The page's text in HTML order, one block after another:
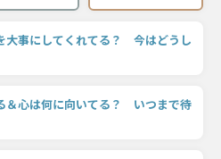
大事にしてくれてる？ 今はどうし
＆心は何に向いてる？ いつまで待